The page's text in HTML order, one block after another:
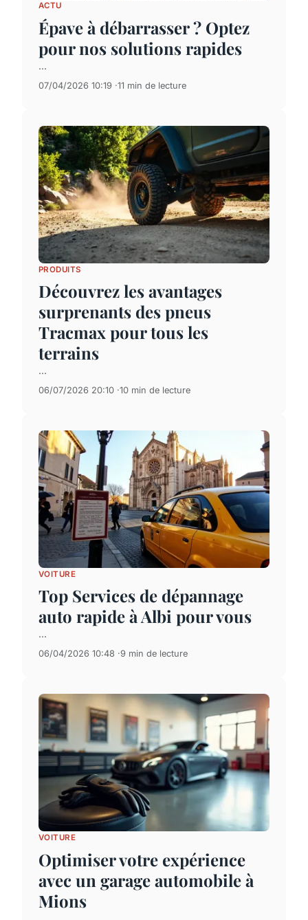
ACTU
Épave à débarrasser ? Optez
pour nos solutions rapides
...
07/04/2026 10:19 11 min de lecture
PRODUITS
Découvrez les avantages
surprenants des pneus
Tracmax pour tous les
terrains
...
06/07/2026 20:10 10 min de lecture
VOITURE
Top Services de dépannage
auto rapide à Albi pour vous
...
06/04/2026 10:48 9 min de lecture
VOITURE
Optimiser votre expérience
avec un garage automobile à
Mions